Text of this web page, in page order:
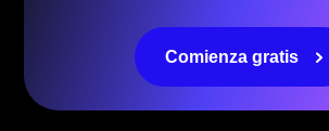
Comienza gratis